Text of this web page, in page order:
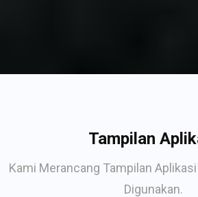
Tampilan
Kami Merancang Tampilan
Digunakan.